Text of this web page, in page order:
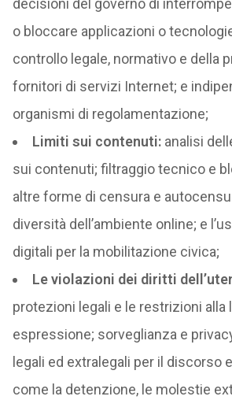
decisioni del governo di
o bloccare applicazioni o
controllo legale, normativo e della
fornitori di servizi Internet; e
organismi di regolamentazione;
Limiti sui contenuti:analisi
sui contenuti; filtraggio tecnico e
altre forme di censura e
diversità dell’ambiente online; e
digitali per la mobilitazione civica;
Le violazioni dei diritti
protezioni legali e le restrizioni alla
espressione; sorveglianza e
legali ed extralegali per il discorso
come la detenzione, le molestie